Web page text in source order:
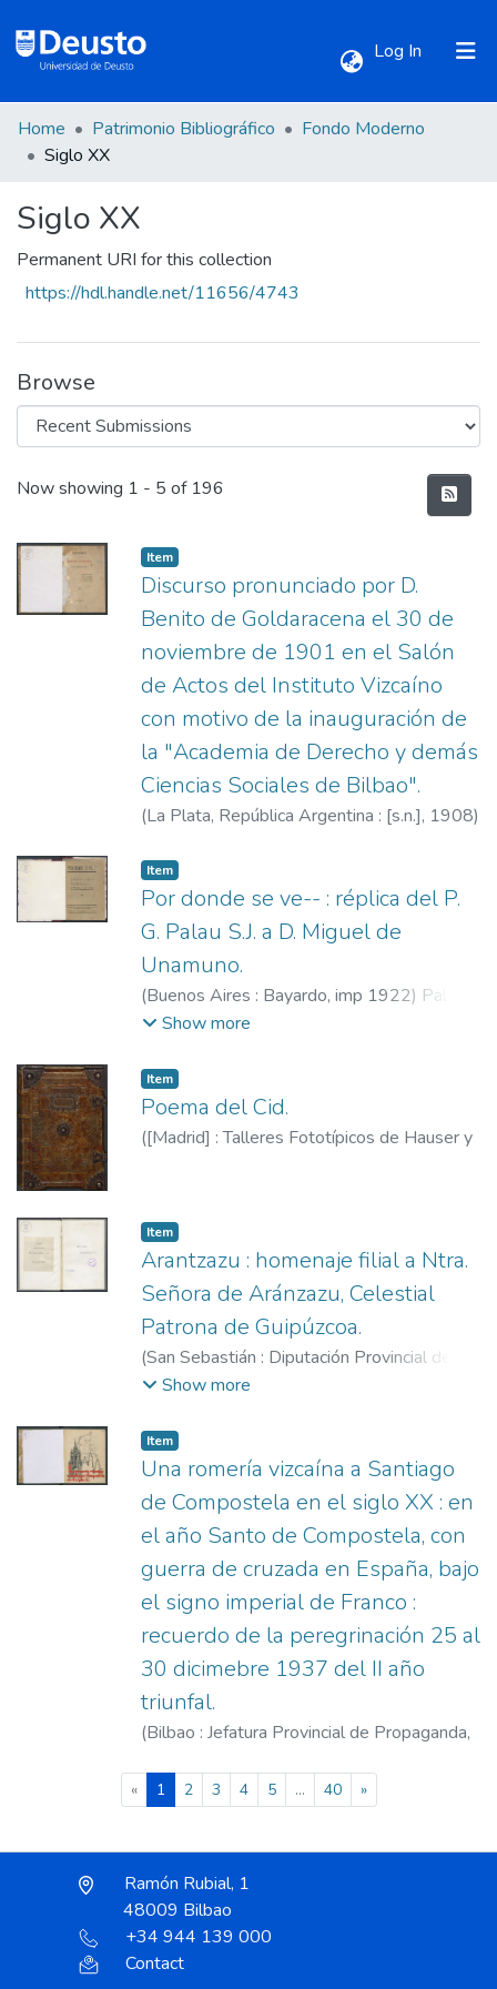
Log In (current)
Communities & Collections
All of DSpace
Statistics
Home Patrimonio Bibliográfico
Fondo Moderno
Siglo XX
Siglo XX
Permanent URI for this collection
https://hdl.handle.net/11656/4743
Browse
Recent Submissions
Now showing 1 - 5 of 196
Item
Discurso pronunciado por D.
Benito de Goldaracena el 30 de
noviembre de 1901 en el Salón
de Actos del Instituto Vizcaíno
con motivo de la inauguración de
la "Academia de Derecho y demás
Ciencias Sociales de Bilbao".
(La Plata, República Argentina : [s.n.], 1908)
Item
Por donde se ve-- : réplica del P.
G. Palau S.J. a D. Miguel de
Unamuno.
(Buenos Aires : Bayardo, imp 1922) Palau,
Gabriel (S.I.), 1863-1939.
Show more
Item
Poema del Cid.
([Madrid] : Talleres Fototípicos de Hauser y
Item
Arantzazu : homenaje filial a Ntra.
Señora de Aránzazu, Celestial
Patrona de Guipúzcoa.
(San Sebastián : Diputación Provincial de
Guipúzcoa,1918
Show more
Item
Una romería vizcaína a Santiago
de Compostela en el siglo XX : en
el año Santo de Compostela, con
guerra de cruzada en España, bajo
el signo imperial de Franco :
recuerdo de la peregrinación 25 al
30 dicimebre 1937 del II año
triunfal.
(Bilbao : Jefatura Provincial de Propaganda,
« 1(current)
2 3 4 5 ... 40 »
Ramón Rubial, 1
48009 Bilbao
+34 944 139 000
Contact